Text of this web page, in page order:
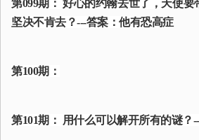
第099期： 好心的约翰去世了，天使
坚决不肯去？---答案：他有恐高症
第100期：
第101期： 用什么可以解开所有的谜？